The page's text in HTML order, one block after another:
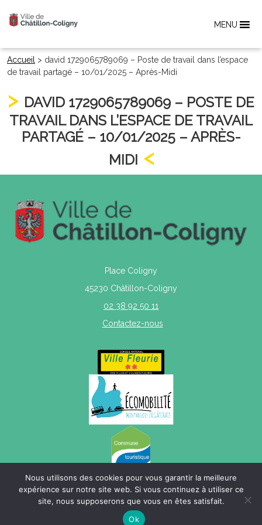
MENU
Accueil > david 1729065789069 – Poste de travail dans l’espace
de travail partagé – 10/01/2025 – Après-Midi
DAVID 1729065789069 – POSTE DE
TRAVAIL DANS L’ESPACE DE TRAVAIL
PARTAGÉ – 10/01/2025 – APRÈS-
MIDI
Place Coligny
45230 Châtillon-Coligny
02 38 92 50 11
Contactez-nous
Mentions légales | Politique de confidentialité
Nous utilisons des cookies pour vous garantir la meilleure
expérience sur notre site web. Si vous continuez à utiliser ce
site, nous supposerons que vous en êtes satisfait.
Ok